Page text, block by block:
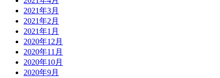
2021年3月
2021年2月
2021年1月
2020年12月
2020年11月
2020年10月
2020年9月